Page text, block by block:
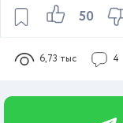
50
6,73 тыс 4